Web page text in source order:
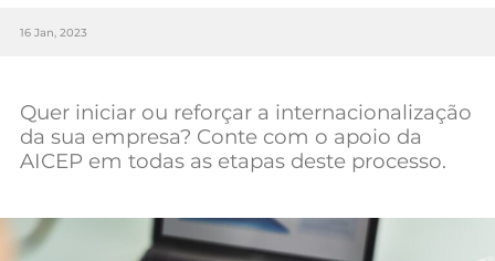
Negócios
16 Jan, 2023
Quer iniciar ou reforçar a internacionalização
da sua empresa? Conte com o apoio da
AICEP em todas as etapas deste processo.